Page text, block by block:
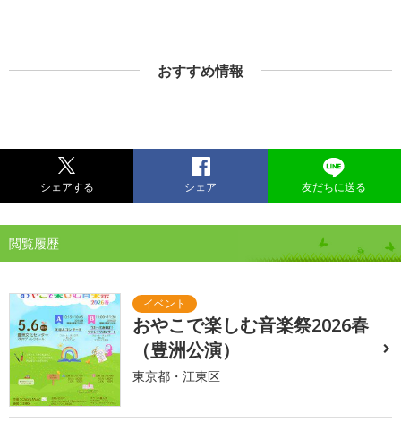
おすすめ情報
シェアする シェア 友だちに送る
閲覧履歴
おやこで楽しむ音楽祭2026春
（豊洲公演）
東京都・江東区